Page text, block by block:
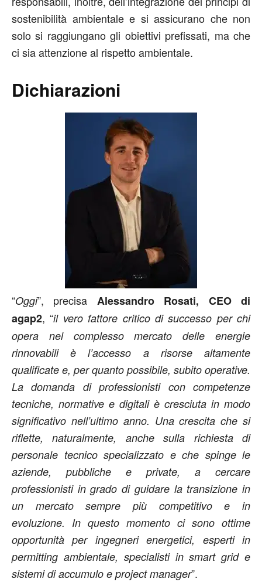
sostenibilità ambientale e si assicurano che non
solo si raggiungano gli obiettivi prefissati, ma che
ci sia attenzione al rispetto ambientale.
Dichiarazioni
“Oggi”, precisa Alessandro Rosati, CEO di
agap2, “il vero fattore critico di successo per chi
opera nel complesso mercato delle energie
rinnovabili è l’accesso a risorse altamente
qualificate e, per quanto possibile, subito operative.
La domanda di professionisti con competenze
tecniche, normative e digitali è cresciuta in modo
significativo nell’ultimo anno. Una crescita che si
riflette, naturalmente, anche sulla richiesta di
personale tecnico specializzato e che spinge le
aziende, pubbliche e private, a cercare
professionisti in grado di guidare la transizione in
un mercato sempre più competitivo e in
evoluzione. In questo momento ci sono ottime
opportunità per ingegneri energetici, esperti in
permitting ambientale, specialisti in smart grid e
sistemi di accumulo e project manager”.